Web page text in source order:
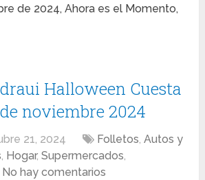
de 2024, Ahora es el Momento,
Halloween Cuesta
noviembre 2024
21, 2024 Folletos,Autos y
, Hogar,Supermercados,
No hay comentarios